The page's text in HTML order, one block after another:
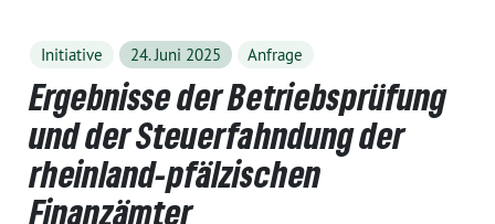
Initiative 24. Juni 2025 Anfrage
Ergebnisse der Betriebsprüfung
und der Steuerfahndung der
rheinland-pfälzischen
Finanzämter